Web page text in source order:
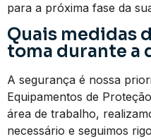
para a próxima fase da
Quais medidas
toma durante a
A segurança é nossa
Equipamentos de
área de trabalho,
necessário e seguimos